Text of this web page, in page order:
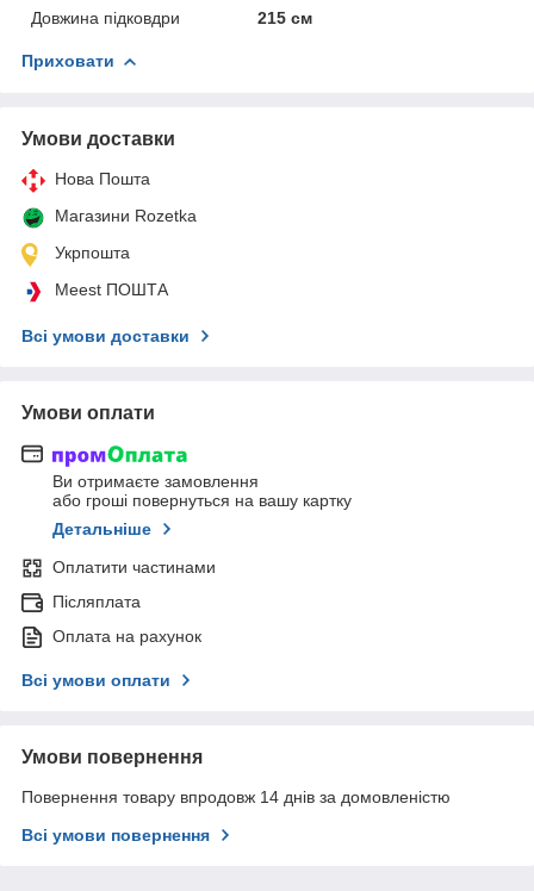
Довжина підковдри
215 см
Приховати
Умови доставки
Нова Пошта
Магазини Rozetka
Укрпошта
Meest ПОШТА
Всі умови доставки
Умови оплати
Ви отримаєте замовлення
або гроші повернуться на вашу картку
Детальніше
Оплатити частинами
Післяплата
Оплата на рахунок
Всі умови оплати
Умови повернення
Повернення товару впродовж 14 днів за домовленістю
Всі умови повернення